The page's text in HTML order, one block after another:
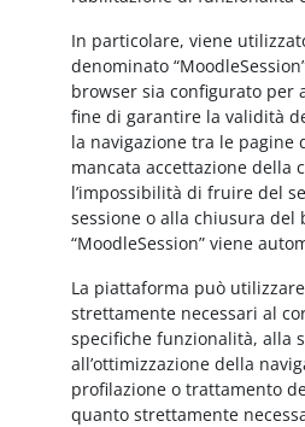
In particolare, viene
denominato
browser sia configurato per
fine di garantire la validità
la navigazione tra le pagine
mancata accettazione della
l’impossibilità di fruire del
sessione o alla chiusura del
“MoodleSession” viene
La piattaforma può
strettamente necessari al
specifiche funzionalità, alla
all’ottimizzazione della
profilazione o trattamento
quanto strettamente